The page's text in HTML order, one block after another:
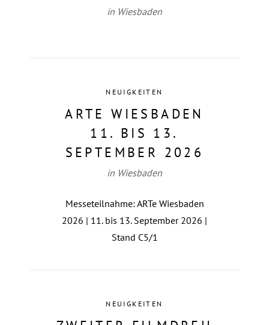
in Wiesbaden
NEUIGKEITEN
ARTE WIESBADEN
11. BIS 13.
SEPTEMBER 2026
in Wiesbaden
Messeteilnahme: ARTe Wiesbaden
2026 | 11. bis 13. September 2026 |
Stand C5/1
NEUIGKEITEN